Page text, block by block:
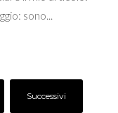
sono...
Successivi